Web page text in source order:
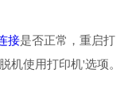
接是否正常，重启打
机使用打印机'选项。